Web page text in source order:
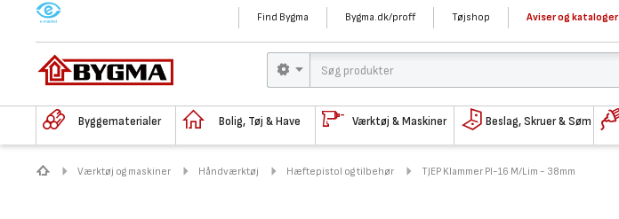
M Find Bygma Bygma.dk/proff Tøjshop Aviser og kataloger
Byggematerialer Bolig, Tøj & Have Værktøj & Maskiner Beslag, Skruer & Søm
Værktøj og maskiner Håndværktøj Hæftepistol og tilbehør TJEP Klammer Pl-16 M/Lim - 38mm